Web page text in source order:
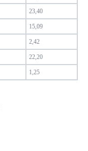
23,40
15,09
2,42
22,20
1,25